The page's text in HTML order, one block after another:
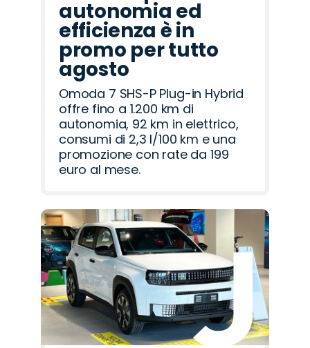
autonomia ed
efficienza è in
promo per tutto
agosto
Omoda 7 SHS-P Plug-in Hybrid
offre fino a 1.200 km di
autonomia, 92 km in elettrico,
consumi di 2,3 l/100 km e una
promozione con rate da 199
euro al mese.